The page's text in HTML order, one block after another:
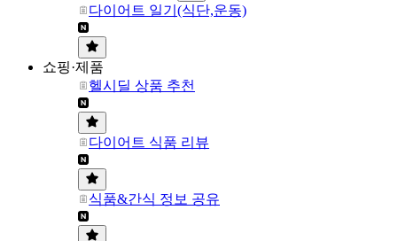
다이어트 일기(식단,운동)
쇼핑·제품
헬시딜 상품 추천
다이어트 식품 리뷰
식품&간식 정보 공유